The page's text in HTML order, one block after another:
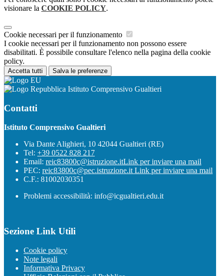
visionare la COOKIE POLICY.
Cookie necessari per il funzionamento
I cookie necessari per il funzionamento non possono essere
disabilitati. È possibile consultare l'elenco nella pagina della cookie
policy.
Accetta tutti Salva le preferenze
Istituto Comprensivo Gualtieri
Contatti
Istituto Comprensivo Gualtieri
Via Dante Alighieri, 10 42044 Gualtieri (RE)
Tel: +39 0522 828 217
Email: reic83800c@istruzione.itLink per inviare una mail
PEC: reic83800c@pec.istruzione.it Link per inviare una mail
C.F.: 81002030351
Problemi accessibilità: info@icgualtieri.edu.it
Sezione Link Utili
Cookie policy
Note legali
Informativa Privacy